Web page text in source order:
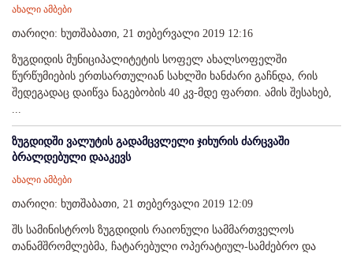
ახალი ამბები
თარიღი: ხუთშაბათი, 21 თებერვალი 2019 12:16
ზუგდიდის მუნიციპალიტეტის სოფელ ახალსოფელში
წურწუმიების ერთსართულიან სახლში ხანძარი გაჩნდა, რის
შედეგადაც დაიწვა ნაგებობის 40 კვ-მდე ფართი. ამის შესახებ,
...
ზუგდიდში ვალუტის გადამცვლელი ჯიხურის ძარცვაში
ბრალდებული დააკევს
ახალი ამბები
თარიღი: ხუთშაბათი, 21 თებერვალი 2019 12:09
შს სამინისტროს ზუგდიდის რაიონული სამმართველოს
თანამშრომლებმა, ჩატარებული ოპერატიულ-სამძებრო და